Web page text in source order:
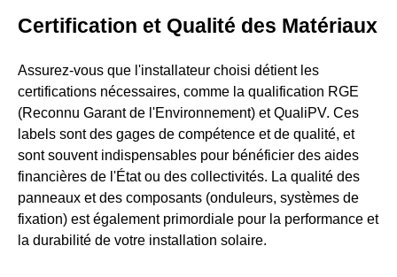
Certification et Qualité des Matériaux
Assurez-vous que l'installateur choisi détient les
certifications nécessaires, comme la qualification RGE
(Reconnu Garant de l'Environnement) et QualiPV. Ces
labels sont des gages de compétence et de qualité, et
sont souvent indispensables pour bénéficier des aides
financières de l'État ou des collectivités. La qualité des
panneaux et des composants (onduleurs, systèmes de
fixation) est également primordiale pour la performance et
la durabilité de votre installation solaire.